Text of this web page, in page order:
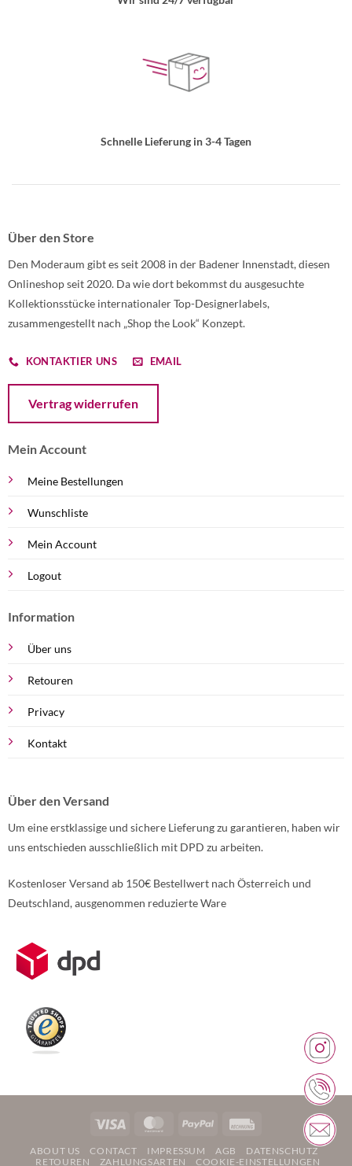
Schnelle Lieferung in 3-4 Tagen
Über den Store
Den Moderaum gibt es seit 2008 in der Badener Innenstadt, diesen
Onlineshop seit 2020. Da wie dort bekommst du ausgesuchte
Kollektionsstücke internationaler Top-Designerlabels,
zusammengestellt nach „Shop the Look“ Konzept.
KONTAKTIER UNS EMAIL
Vertrag widerrufen
Mein Account
Meine Bestellungen
Wunschliste
Mein Account
Logout
Information
Über uns
Retouren
Privacy
Kontakt
Über den Versand
Um eine erstklassige und sichere Lieferung zu garantieren, haben wir
uns entschieden ausschließlich mit DPD zu arbeiten.
Kostenloser Versand ab 150€ Bestellwert nach Österreich und
Deutschland, ausgenommen reduzierte Ware
Weitere Informationen über den gesperrten Inhalt.
Visa MasterCardPayPal
ABOUT US CONTACT IMPRESSUM AGB
DATENSCHUTZ
RETOUREN
ZAHLUNGSARTEN COOKIE-EINSTELLUNGEN